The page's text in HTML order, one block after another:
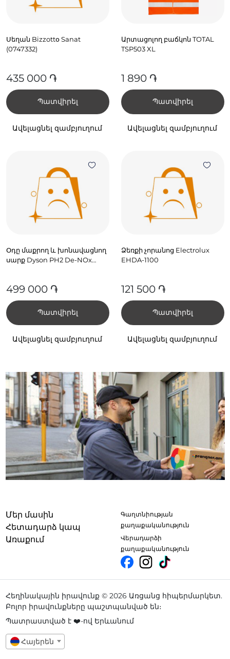
Սեղան Bizzottօ Sanat
(0747332)
435 000 ֏
Պատվիրել
Ավելացնել զամբյուղում
Արտացոլող բաճկոն TOTAL
TSP503 XL
1 890 ֏
Պատվիրել
Ավելացնել զամբյուղում
Օդը մաքրող և խոնավացնող
սարք Dyson PH2 De-NOx
499 000 ֏
Պատվիրել
Ավելացնել զամբյուղում
Ձեռքի չորանոց Electrolux
EHDA-1100
121 500 ֏
Պատվիրել
Ավելացնել զամբյուղում
Մեր մասին
Հետադարձ կապ
Առաքում
Գաղտնիության
քաղաքականություն
Վերադարձի
քաղաքականություն
Հեղինակային իրավունք © 2026 Առցանց հիպերմարկետ.
Բոլոր իրավունքները պաշտպանված են։
Պատրաստված է ❤️-ով Երևանում
Հայերեն